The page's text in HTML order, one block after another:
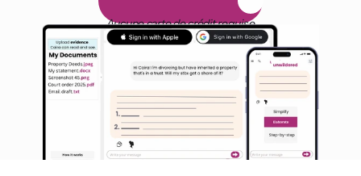
E s
Aucune carte de crédit requise